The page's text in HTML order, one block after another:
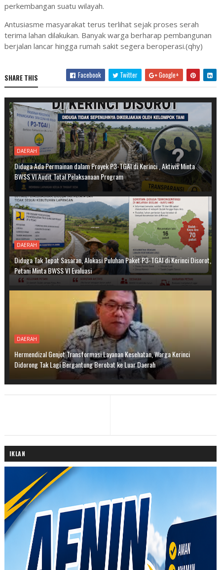
perkembangan suatu wilayah.
Antusiasme masyarakat terus terlihat sejak proses serah
terima lahan dilakukan. Banyak warga berharap pembangunan
berjalan lancar hingga rumah sakit segera beroperasi.(qhy)
SHARE THIS Facebook Twitter Google+
DAERAH
Diduga Ada Permainan dalam Proyek P3-TGAI di Kerinci , Aktivis Minta
BWSS VI Audit Total Pelaksanaan Program
DAERAH
Diduga Tak Tepat Sasaran, Alokasi Puluhan Paket P3-TGAI di Kerinci Disorot,
Petani Minta BWSS VI Evaluasi
DAERAH
Hermendizal Genjot Transformasi Layanan Kesehatan, Warga Kerinci
Didorong Tak Lagi Bergantung Berobat ke Luar Daerah
IKLAN